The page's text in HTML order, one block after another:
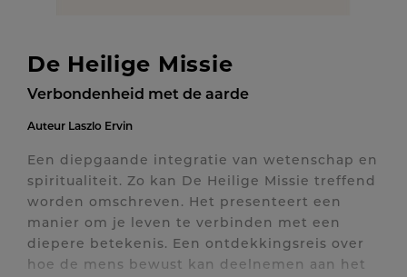
De Heilige Missie
Verbondenheid met de aarde
Auteur Laszlo Ervin
Een diepgaande integratie van wetenschap en
spiritualiteit. Zo kan De Heilige Missie treffend
worden omschreven. Het presenteert een
manier om je leven te verbinden met een
diepere betekenis. Een ontdekkingsreis over
hoe de mens bewust kan deelnemen aan het